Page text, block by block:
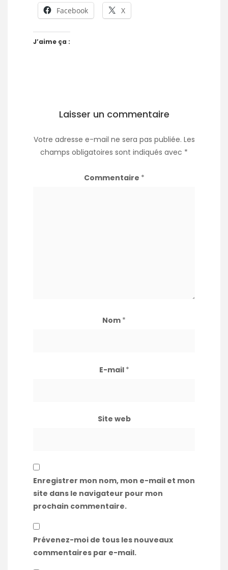
Facebook X
J’aime ça :
Laisser un commentaire
Votre adresse e-mail ne sera pas publiée. Les
champs obligatoires sont indiqués avec *
Commentaire *
Nom *
E-mail *
Site web
Enregistrer mon nom, mon e-mail et mon
site dans le navigateur pour mon
prochain commentaire.
Prévenez-moi de tous les nouveaux
commentaires par e-mail.